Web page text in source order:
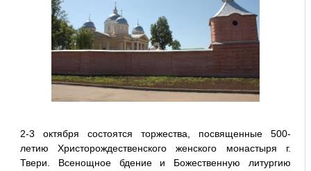
2-3 октября состоятся торжества, посвященные 500-
летию Христорождественского женского монастыря г.
Твери. Всенощное бдение и Божественную литургию